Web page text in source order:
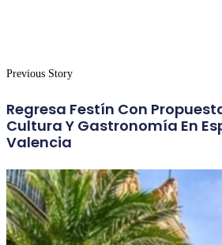
Previous Story
Regresa Festín Con
Cultura Y Gastronomía En
Valencia